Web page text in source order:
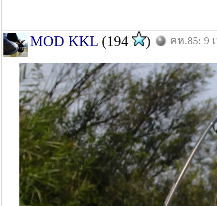
MOD KKL (194 ) คห.85: 9